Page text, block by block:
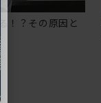
！？その原因と